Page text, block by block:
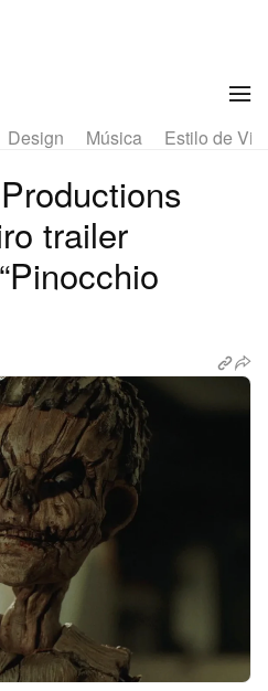
Design Música Estilo de
trailer